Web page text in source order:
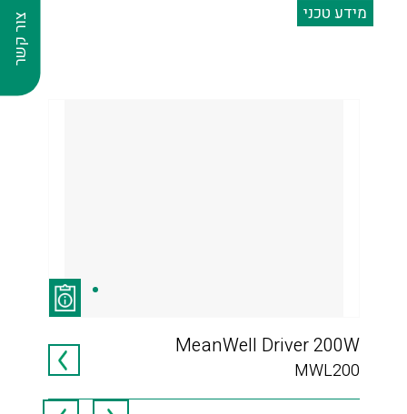
צור קשר מידע טכני
MeanWell Driver 200W
MWL200